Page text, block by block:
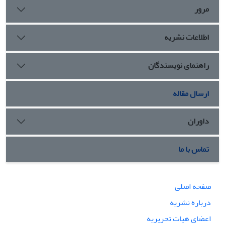
مرور
اطلاعات نشریه
راهنمای نویسندگان
ارسال مقاله
داوران
تماس با ما
صفحه اصلی
درباره نشریه
اعضای هیات تحریریه